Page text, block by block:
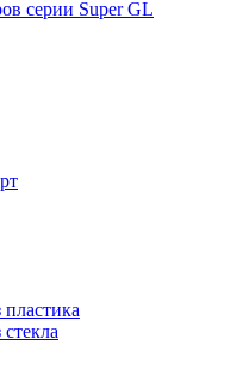
серии Super GL